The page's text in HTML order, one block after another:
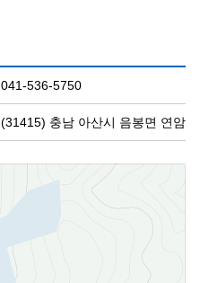
041-536-5750
(31415) 충남 아산시 음봉면 연암